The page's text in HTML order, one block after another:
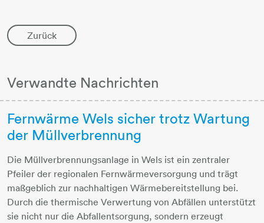
Zurück
Verwandte Nachrichten
Fernwärme Wels sicher trotz Wartung
der Müllverbrennung
Die Müllverbrennungsanlage in Wels ist ein zentraler
Pfeiler der regionalen Fernwärmeversorgung und trägt
maßgeblich zur nachhaltigen Wärmebereitstellung bei.
Durch die thermische Verwertung von Abfällen unterstützt
sie nicht nur die Abfallentsorgung, sondern erzeugt